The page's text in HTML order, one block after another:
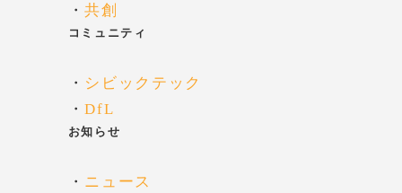
・共創
コミュニティ
・ シビックテック
・DfL
お知らせ
・ ニュース